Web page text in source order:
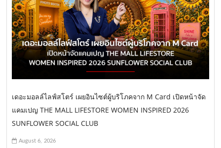
เดอะมอลล์ไลฟ์สโตร์ เผยอินไซต์ผู้บริโภคจาก M Card เปิดหน้าจัด
แคมเปญ THE MALL LIFESTORE WOMEN INSPIRED 2026
SUNFLOWER SOCIAL CLUB
August 6, 2026